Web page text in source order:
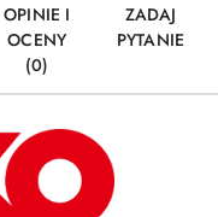
OPINIE I
OCENY
(0)
ZADAJ
PYTANIE